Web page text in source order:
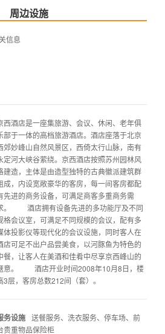
周边设施
信息
西酒店是一座集旅游、会议、休闲、老年俱
部于一体的高档旅游酒店。酒店座落于北京
郊妙峰山自然风景区，西倚太行山脉，南有
定河大峡谷萦绕。京西酒店按照苏州园林风
建造，主体是由造型独特的古典徽派建筑群
成，内设宽敞豪华的客房，每一间客房都配
先进的商务设备，可满足商客多重商务需
。 酒店拥有设备先进的多功能厅及不同
格会议室，可满足不同规模的会议，配有多
体投影仪等现代化的会议设施，同时客人在
店可足不出户品尝美食，以河豚鱼为特色的
餐，让客人在美酒和佳肴中尽享京西峰山的
意。 酒店开业时间2008年10月8日，楼
3层，客房总数212间（套）。
务设施 送餐服务、洗衣服务、停车场、前
贵重物品保险柜